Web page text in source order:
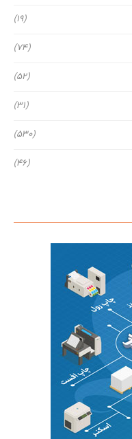
(19)
(74)
(52)
(31)
(530)
(46)